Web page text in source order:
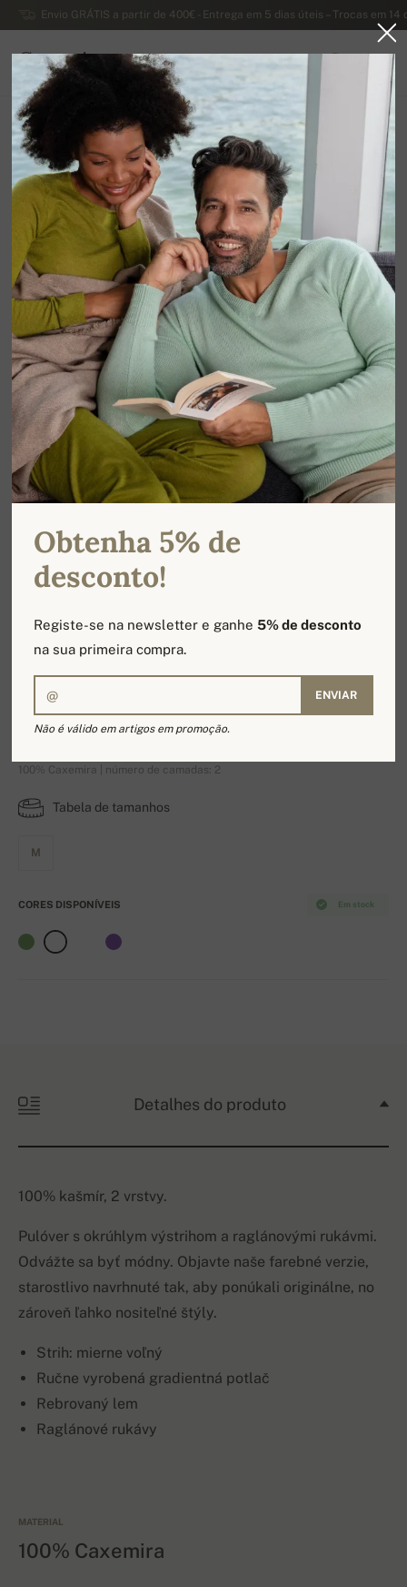
Envio GRÁTIS a partir de 400€ - Entrega em 5 dias úteis – Trocas em
Caxemira
PORTUGAL
Página principal
Suéteres masculinos de caxemira
Suéter masculino de caxemira com decote redondo
Ticino
100% Caxemira | número de camadas: 2
Tabela de tamanhos
M
Em stock
CORES DISPONÍVEIS
Detalhes do produto
100% kašmír, 2 vrstvy.
Pulóver s okrúhlym výstrihom a raglánovými rukávmi.
Odvážte sa byť módny. Objavte naše farebné verzie,
starostlivo navrhnuté tak, aby ponúkali originálne, no
zároveň ľahko nositeľné štýly.
Strih: mierne voľný
Ručne vyrobená gradientná potlač
Rebrovaný lem
Raglánové rukávy
MATERIAL
100% Caxemira
Obtenha 5% de
desconto!
Registe-se na newsletter e ganhe5% de desconto
na sua primeira compra.
ENVIAR
Não é válido em artigos em promoção.